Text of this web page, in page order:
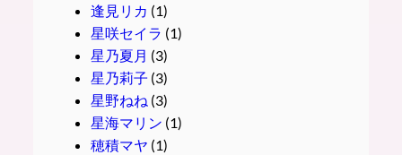
逢見リカ (1)
星咲セイラ (1)
星乃夏月 (3)
星乃莉子 (3)
星野ねね (3)
星海マリン (1)
穂積マヤ (1)